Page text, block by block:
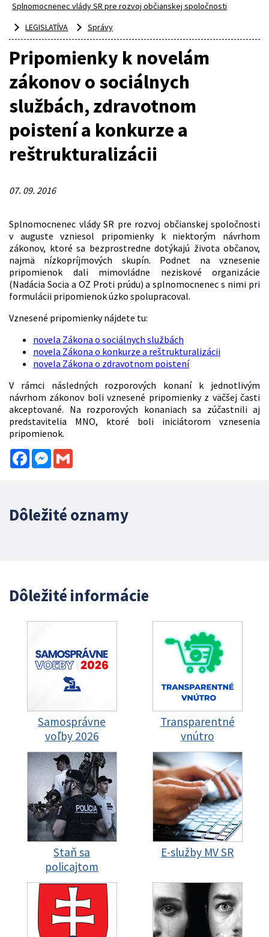
Splnomocnenec vlády SR pre rozvoj občianskej spoločnosti
LEGISLATÍVA
Správy
Pripomienky k novelám
zákonov o sociálnych
službách, zdravotnom
poistení a konkurze a
reštrukturalizácii
07. 09. 2016
Splnomocnenec vlády SR pre rozvoj občianskej spoločnosti
v auguste vzniesol pripomienky k niektorým návrhom
zákonov, ktoré sa bezprostredne dotýkajú života občanov,
najmä nízkopríjmových skupín. Podnet na vznesenie
pripomienok dali mimovládne neziskové organizácie
(Nadácia Socia a OZ Proti prúdu) a splnomocnenec s nimi pri
formulácii pripomienok úzko spolupracoval.
Vznesené pripomienky nájdete tu:
novela Zákona o sociálnych službách
novela Zákona o konkurze a reštrukturalizácii
novela Zákona o zdravotnom poistení
V rámci následných rozporových konaní k jednotlivým
návrhom zákonov boli vznesené pripomienky z väčšej časti
akceptované. Na rozporových konaniach sa zúčastnili aj
predstavitelia MNO, ktoré boli iniciátorom vznesenia
pripomienok.
FacebookMessenger
Dôležité oznamy
Dôležité informácie
Samosprávne
voľby 2026
Transparentné
vnútro
Staň sa
policajtom
E-služby MV SR